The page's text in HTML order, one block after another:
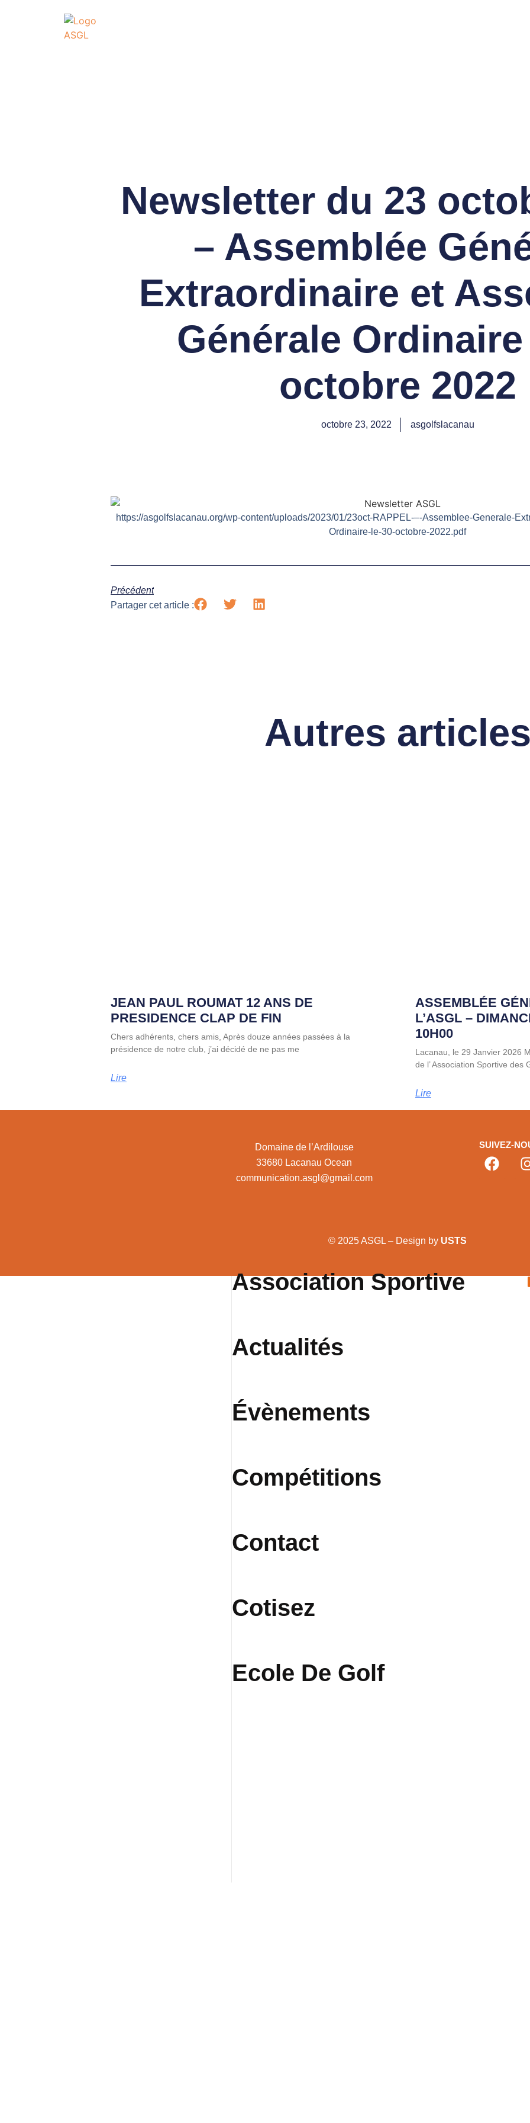
Newsletter du 23
– Assemblée
Extraordinaire et
Générale Ordinaire
octobre 2022
octobre 23, 2022 asgolfslacanau
https://asgolfslacanau.org/wp-content/uploads/2023/01/23oct-RAPPEL-–-Assemblee-Generale-
Ordinaire-le-30-octobre-2022.pdf
Précédent
Partager cet article :
Autres articles
JEAN PAUL ROUMAT 12 ANS DE
PRESIDENCE CLAP DE FIN
Chers adhérents, chers amis, Après douze années passées à la
présidence de notre club, j’ai décidé de ne pas me
Lire
ASSEMBLÉE
L’ASGL –
10H00
Lacanau, le 29 Janvier 2026
de l’ Association Sportive des
Lire
Domaine de l’Ardilouse
33680 Lacanau Ocean
communication.asgl@gmail.com
SUIVEZ-
© 2025 ASGL – Design by USTS
Association Sportive
Actualités
Évènements
Compétitions
Contact
Cotisez
Ecole De Golf